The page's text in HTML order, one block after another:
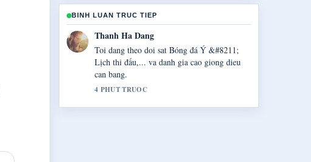
BINH LUAN TRUC TIEP
Gia Huy Do
Boi canh ve Club World Cup &#8211; Thể
thức mới,... rat huu ich. Vui long tiep tuc cap
nhat luong truc tiep nay.
6 PHUT TRUOC